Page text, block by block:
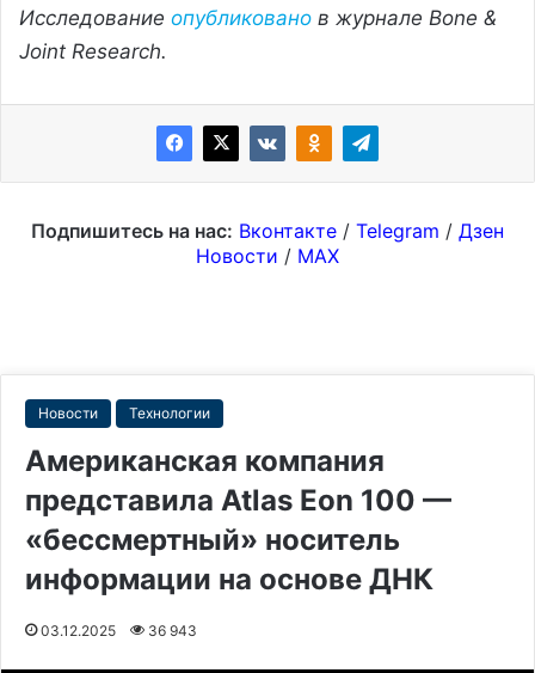
Исследование опубликовано в журнале Bone &
Joint Research.
Подпишитесь на нас: Вконтакте / Telegram / Дзен
Новости / MAX